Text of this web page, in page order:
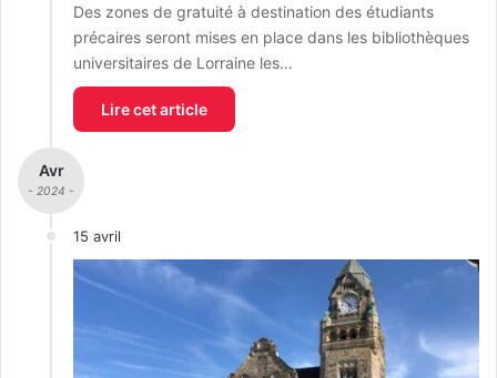
Des zones de gratuité à destination des étudiants
précaires seront mises en place dans les bibliothèques
universitaires de Lorraine les…
Lire cet article
Avr
- 2024 -
15 avril